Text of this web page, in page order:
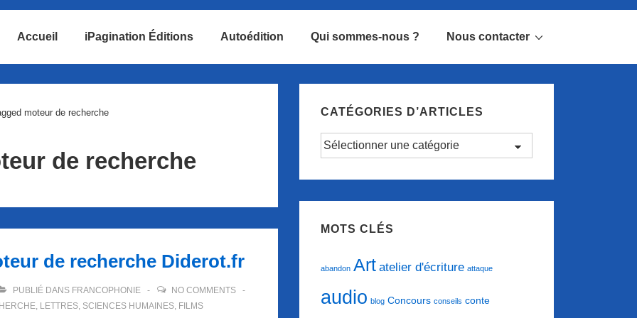
Accueil iPagination Éditions Autoédition Qui sommes-nous ? Nous contacter
moteur de recherche
de recherche
de recherche Diderot.fr
PUBLIÉ DANS FRANCOPHONIE
NO COMMENTS
, LETTRES, SCIENCES HUMAINES, FILMS
CATÉGORIES D’ARTICLES
Catégories
MOTS CLÉS
abandon Art atelier d'écriture attaque
audio blog Concours conseils conte